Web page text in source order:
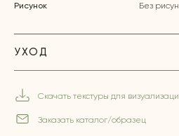
Рисунок Без
УХОД
Скачать текстуры для
Заказать каталог/образец